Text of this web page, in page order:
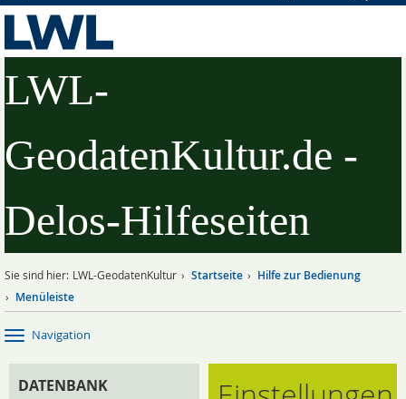
LWL-
GeodatenKultur.de -
Delos-Hilfeseiten
Sie sind hier: LWL-GeodatenKultur Startseite
Hilfe zur Bedienung
Menüleiste
Navigation
DATENBANK